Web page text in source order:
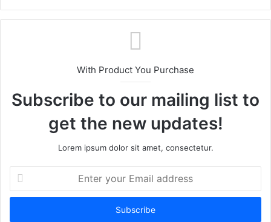
With Product You Purchase
Subscribe to our mailing list to
get the new updates!
Lorem ipsum dolor sit amet, consectetur.
your
Email